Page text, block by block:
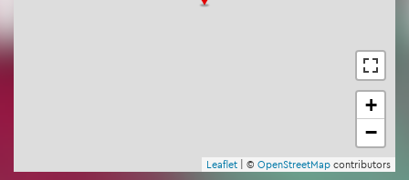
+
−
Leaf­let | © Open­Street­Map con­tri­bu­tors